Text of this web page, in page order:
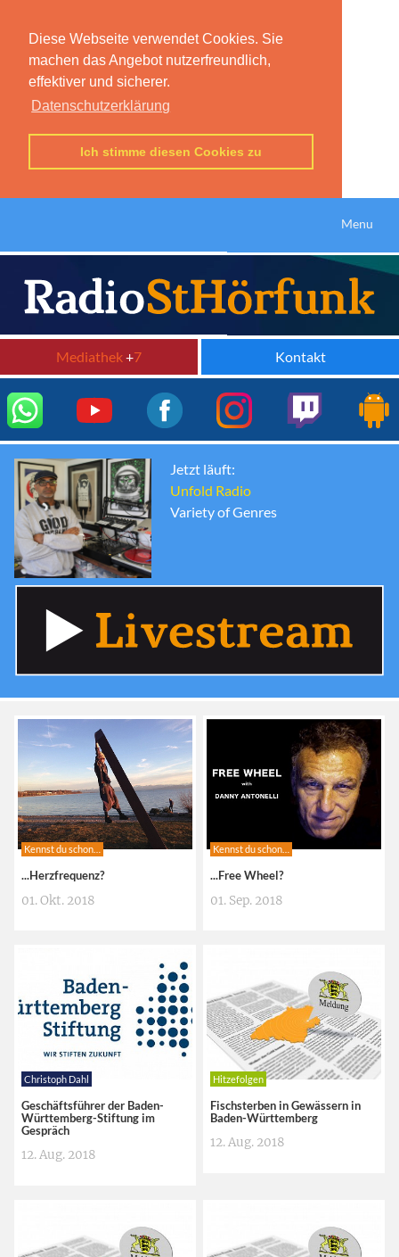
Diese Webseite verwendet Cookies. Sie
machen das Angebot nutzerfreundlich,
effektiver und sicherer.
Datenschutzerklärung
Ich stimme diesen Cookies zu
Menu
Mediathek+7 Kontakt
Jetzt läuft:
Unfold Radio
Variety of Genres
Kennst du schon…
...Herzfrequenz?
01. Okt. 2018
Kennst du schon…
...Free Wheel?
01. Sep. 2018
Christoph Dahl
Geschäftsführer der Baden-
Württemberg-Stiftung im
Gespräch
12. Aug. 2018
Hitzefolgen
Fischsterben in Gewässern in
Baden-Württemberg
12. Aug. 2018